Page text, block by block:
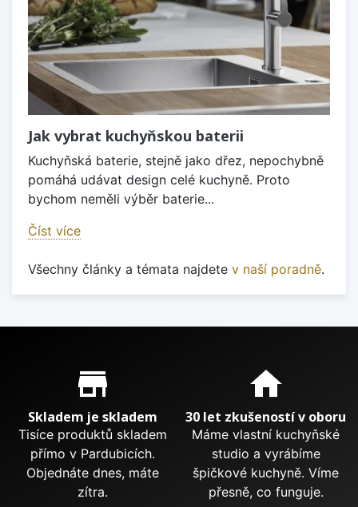
Jak vybrat kuchyňskou baterii
Kuchyňská baterie, stejně jako dřez, nepochybně
pomáhá udávat design celé kuchyně. Proto
bychom neměli výběr baterie...
Číst více
Všechny články a témata najdete v naší poradně.
Proč nakupovat u nás?
store_mall_directory
Skladem je skladem
Tisíce produktů skladem
přímo v Pardubicích.
Objednáte dnes, máte
zítra.
home
30 let zkušeností v oboru
Máme vlastní kuchyňské
studio a vyrábíme
špičkové kuchyně. Víme
přesně, co funguje.